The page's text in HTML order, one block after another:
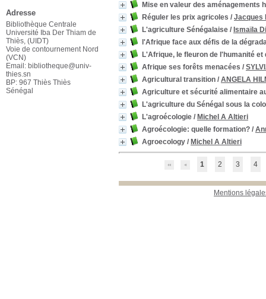
Mise en valeur des aménagements
Réguler les prix agricoles / Jacques
L'agriculture Sénégalaise / Ismaïla
l'Afrique face aux défis de la
L'Afrique, le fleuron de l'humanité et
Afrique ses forêts menacées /
Agricultural transition / ANGELA
Agriculture et sécurité alimentaire
L'agriculture du Sénégal sous la
L'agroécologie / Michel A Altieri
Agroécologie: quelle formation? /
Agroecology / Michel A Altieri
1 2 3 4
Mentions
Adresse
Bibliothèque Centrale
Université Iba Der Thiam de
Thiès, (UIDT)
Voie de contournement Nord
(VCN)
Email: bibliotheque@univ-
thies.sn
BP: 967 Thiès Thiès
Sénégal